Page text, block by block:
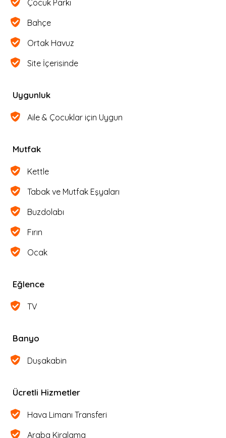
Çocuk Parkı
Bahçe
Ortak Havuz
Site İçerisinde
Uygunluk
Aile & Çocuklar için Uygun
Mutfak
Kettle
Tabak ve Mutfak Eşyaları
Buzdolabı
Fırın
Ocak
Eğlence
TV
Banyo
Duşakabin
Ücretli Hizmetler
Hava Limanı Transferi
Araba Kiralama